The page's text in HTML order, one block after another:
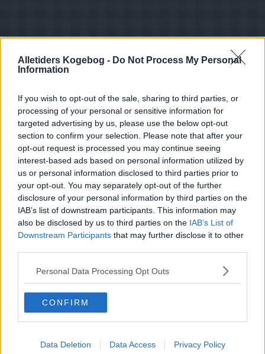
Alletiders Kogebog - Do Not Process My Personal
Information
If you wish to opt-out of the sale, sharing to third parties, or
processing of your personal or sensitive information for
targeted advertising by us, please use the below opt-out
section to confirm your selection. Please note that after your
opt-out request is processed you may continue seeing
interest-based ads based on personal information utilized by
us or personal information disclosed to third parties prior to
your opt-out. You may separately opt-out of the further
disclosure of your personal information by third parties on the
IAB’s list of downstream participants. This information may
also be disclosed by us to third parties on the IAB’s List of
Downstream Participants that may further disclose it to other
Personal Data Processing Opt Outs
CONFIRM
Data Deletion Data Access Privacy Policy
- Diverse Kolde Saucer
Indsendt : 2008-09-28
Bedøm retten
Din vurdering: